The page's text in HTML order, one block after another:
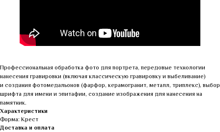
Профессиональная обработка фото для портрета, передовые технологии
нанесения гравировки (включая классическую гравировку и выбеливание)
и создания фотомедальонов (фарфор, керамогранит, металл, триплекс), выбор
шрифта для имени и эпитафии, создание изображения для нанесения на
памятник.
Характеристики
Форма: Крест
Доставка и оплата